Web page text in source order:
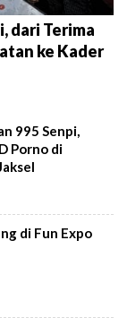
dari Terima
ke Kader
995 Senpi,
Porno di
di Fun Expo